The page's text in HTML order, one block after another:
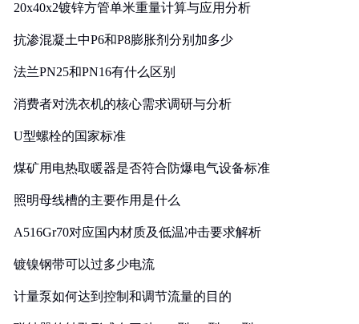
20x40x2镀锌方管单米重量计算与应用分析
抗渗混凝土中P6和P8膨胀剂分别加多少
法兰PN25和PN16有什么区别
消费者对洗衣机的核心需求调研与分析
U型螺栓的国家标准
煤矿用电热取暖器是否符合防爆电气设备标准
照明母线槽的主要作用是什么
A516Gr70对应国内材质及低温冲击要求解析
镀镍钢带可以过多少电流
计量泵如何达到控制和调节流量的目的